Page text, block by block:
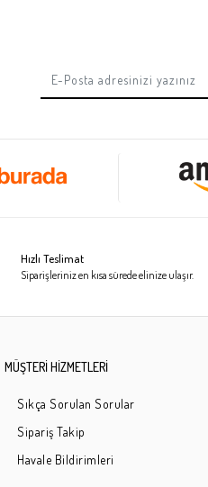
Hızlı Teslimat
Siparişleriniz en kısa sürede elinize ulaşır.
MÜŞTERİ HİZMETLERİ
Sıkça Sorulan Sorular
Sipariş Takip
Havale Bildirimleri